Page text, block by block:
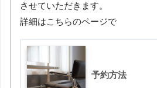
させていただきます。
詳細はこちらのページで
予約方法